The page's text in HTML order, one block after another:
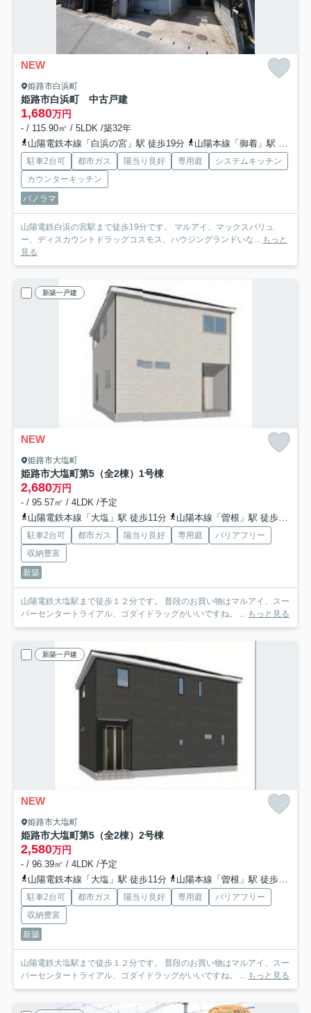
NEW
姫路市白浜町
姫路市白浜町 中古戸建
1,680万円
- / 115.90㎡ / 5LDK /築32年
山陽電鉄本線「白浜の宮」駅 徒歩19分
山陽本線「御着」駅 徒歩45分
駐車2台可 都市ガス 陽当り良好 専用庭
システムキッチン
カウンターキッチン
パノラマ
山陽電鉄白浜の宮駅まで徒歩19分です。 マルアイ、マックスバリュ
ー、ディスカウントドラッグコスモス、ハウジングランドいな... もっと
見る
新築一戸建
NEW
姫路市大塩町
姫路市大塩町第5（全2棟）1号棟
2,680万円
- / 95.57㎡ / 4LDK /予定
山陽電鉄本線「大塩」駅 徒歩11分
山陽本線「曽根」駅 徒歩34分
駐車2台可 都市ガス 陽当り良好 専用庭
バリアフリー
収納豊富
新築
山陽電鉄大塩駅まで徒歩１２分です。 普段のお買い物はマルアイ、スー
パーセンタートライアル、ゴダイドラッグがいいですね。 ... もっと見る
新築一戸建
NEW
姫路市大塩町
姫路市大塩町第5（全2棟）2号棟
2,580万円
- / 96.39㎡ / 4LDK /予定
山陽電鉄本線「大塩」駅 徒歩11分
山陽本線「曽根」駅 徒歩34分
駐車2台可 都市ガス 陽当り良好 専用庭
バリアフリー
収納豊富
新築
山陽電鉄大塩駅まで徒歩１２分です。 普段のお買い物はマルアイ、スー
パーセンタートライアル、ゴダイドラッグがいいですね。 ... もっと見る